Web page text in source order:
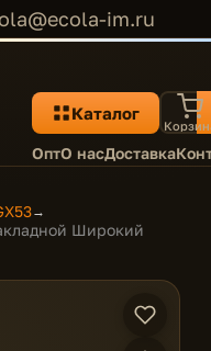
im.ru
Каталог
ОптО насДоставка
→
Широкий